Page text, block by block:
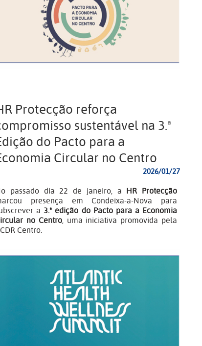
Protecção reforça
sustentável na 3.ª
do Pacto para a
Circular no Centro
2026/01/27
passado dia 22 de janeiro, a HR Protecção
presença em Condeixa-a-Nova para
a3.ª edição do Pacto para a Economia
no Centro, uma iniciativa promovida pela
Centro.